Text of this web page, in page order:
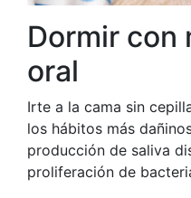
Dormir con
oral
Irte a la cama sin
los hábitos más
producción de saliva
proliferación de